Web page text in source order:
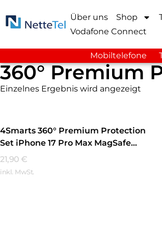
Über uns Shop
Vodafone Connect
Mobiltelefone
360° Premium
Einzelnes Ergebnis wird angezeigt
4Smarts 360° Premium Protection
Set iPhone 17 Pro Max MagSafe
Transparent
21,90 €
inkl. MwSt.